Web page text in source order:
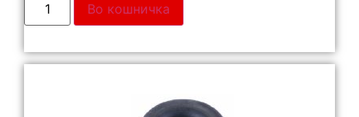
Во кошничка